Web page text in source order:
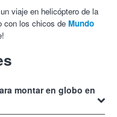
viaje en helicóptero de la
con los chicos de Mundo
montar en globo en